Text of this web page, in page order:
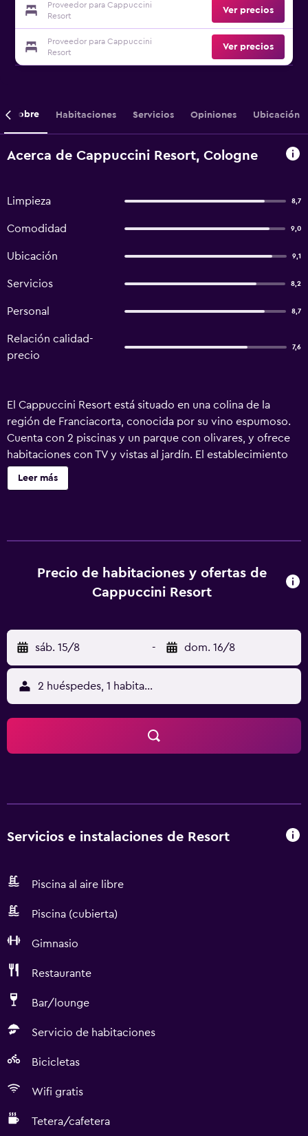
Proveedor para Cappuccini
Resort
Ver precios
Proveedor para Cappuccini
Resort
Ver precios
Sobre Habitaciones Servicios Opiniones Ubicación
Acerca de Cappuccini Resort, Cologne
Limpieza 8,7
Comodidad 9,0
Ubicación 9,1
Servicios 8,2
Personal 8,7
Relación calidad-
precio
7,6
El Cappuccini Resort está situado en una colina de la
región de Franciacorta, conocida por su vino espumoso.
Cuenta con 2 piscinas y un parque con olivares, y ofrece
habitaciones con TV y vistas al jardín. El establecimiento
es un monasterio renovado y las habitaciones son las
antiguas celdas de los monjes. Todas cuentan con baño
sombrillas. A 300 metros del edificio principal hay un
centro de bienestar con piscina cubierta y baño turco. El
caseros. En el restaurante se ofrecen, para comer y cenar,
platos típicos de la zona con un toque moderno. El hotel
se encuentra a menos de 3 km de Cologne y a 25 minutos
en coche del lago de Iseo.
Leer más
Precio de habitaciones y ofertas de
Cappuccini Resort
sáb. 15/8 - dom. 16/8
2 huéspedes, 1 habitación
Servicios e instalaciones de Resort
Piscina al aire libre
Piscina (cubierta)
Gimnasio
Restaurante
Bar/lounge
Servicio de habitaciones
Bicicletas
Wifi gratis
Tetera/cafetera